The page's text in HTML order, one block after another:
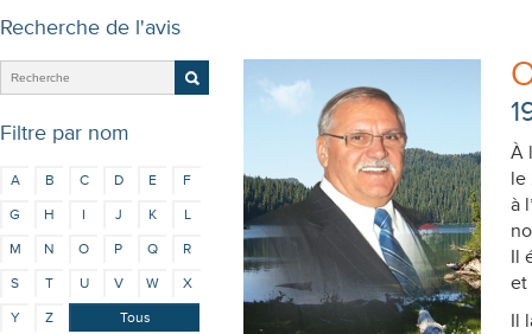
Recherche de l'avis
Filtre par nom
A B C D E
F
G
H I J K
L
M
N O P Q
R
S
T U V W
X
Y
Z Tous
À
le
à
Il
et
Il